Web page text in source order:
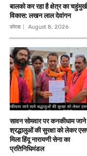
बालको कर रहा है क्षेत्र का
विकास: लखन लाल देवांगन
कोरबा August 8, 2026
सावन सोमवार पर कनकीधाम
श्रद्धालुओं की सुरक्षा को लेकर
मिला हिंदू नारायणी सेना का
प्रतिनिधिमंडल